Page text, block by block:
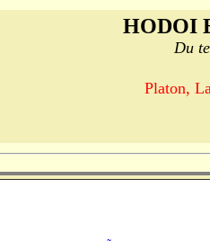
HODOI
Du
Platon,